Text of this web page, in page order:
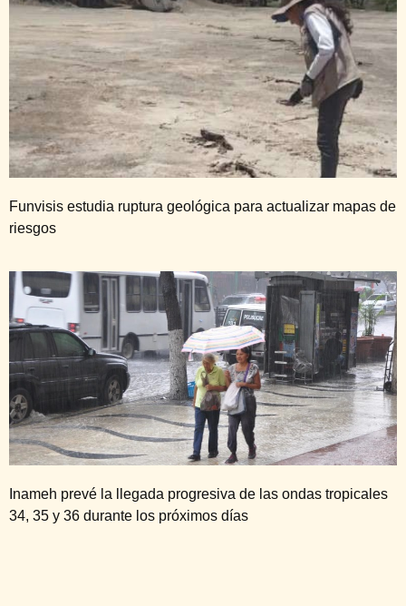
Funvisis estudia ruptura geológica para actualizar mapas de
riesgos
Inameh prevé la llegada progresiva de las ondas tropicales
34, 35 y 36 durante los próximos días